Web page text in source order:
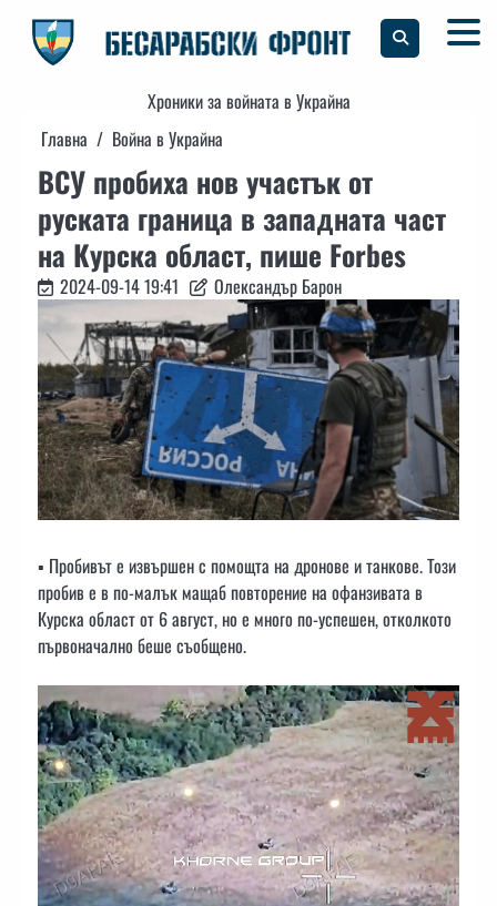
content
Хроники за войната в Украйна
Главна
Война в Украйна
ВСУ пробиха нов участък от
руската граница в западната част
на Курска област, пише Forbes
2024-09-14 19:41 Олександър Барон
▪️ Пробивът е извършен с помощта на дронове и танкове. Този
пробив е в по-малък мащаб повторение на офанзивата в
Курска област от 6 август, но е много по-успешен, отколкото
първоначално беше съобщено.